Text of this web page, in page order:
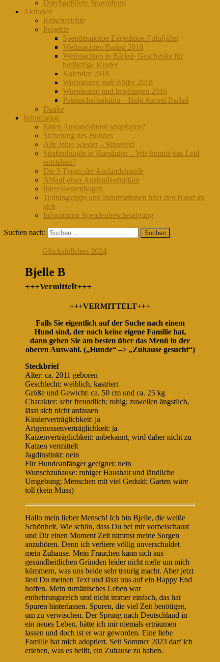
Durchgeführte Spayathons
Aktionen
Reiseberichte
Projekte
Spendenaktion Expedition Fulufjället
Weihnachten Barlad 2018
Weihnachten in Bârlad- Geschenke für
bedürftige Kinder
Kalender 2018
Wurmkuren statt Böller 2018
Wurmkuren und Impfungen 2016
Patenschaftsaktion – Help Azorel Barlad
Danke
Information
Einen Auslandshund adoptieren?
Sicherung des Hundes
Alle Jahre wieder – Silvester!
Straßenhunde in Rumänien – Wie konnte das Leid
entstehen?
Die 5 Typen der Auslandshunde
Ablauf einer Auslandsadoption
Interessentenbogen
Trainingstipps und Informationen über den Hund an
sich
Information Spendenbescheinigung
Suchen nach:
Glücksfellchen 2024
Bjelle B
+++Vermittelt+++
+++VERMITTELT+++
Falls Sie eigentlich auf der Suche nach einem
Hund sind, der noch keine eigene Familie hat,
dann gehen Sie am besten über das Menü in der
oberen Auswahl. („Hunde“ –> „Zuhause gesucht“)
Steckbrief
Alter: ca. 2011 geboren
Geschlecht: weiblich, kastriert
Größe und Gewicht: ca. 50 cm und ca. 25 kg
Charakter: sehr freundlich; ruhig; zuweilen ängstlich,
lässt sich nicht anfassen
Kinderverträglichkeit: ja
Artgenossenverträglichkeit: ja
Katzenverträglichkeit: unbekannt, wird daher nicht zu
Katzen vermittelt
Jagdinstinkt: nein
Für Hundeanfänger geeignet: nein
Wunschzuhause: ruhiger Haushalt und ländliche
Umgebung; Menschen mit viel Geduld; Garten wäre
toll (kein Muss)
Hallo mein lieber Mensch! Ich bin Bjelle, die weiße
Schönheit. Wie schön, dass Du bei mir vorbeischaust
und Dir einen Moment Zeit nimmst meine Sorgen
anzuhören. Denn ich verliere völlig unverschuldet
mein Zuhause. Mein Frauchen kann sich aus
gesundheitlichen Gründen leider nicht mehr um mich
kümmern, was uns beide sehr traurig macht. Aber jetzt
liest Du meinen Text und lässt uns auf ein Happy End
hoffen. Mein rumänisches Leben war
entbehrungsreich und nicht immer einfach, das hat
Spuren hinterlassen. Spuren, die viel Zeit benötigen,
um zu verwischen. Der Sprung nach Deutschland in
ein neues Leben, hätte ich mir niemals erträumen
lassen und doch ist er war geworden. Eine liebe
Familie hat mich adoptiert. Seit Sommer 2023 darf ich
erleben, was es heißt, ein Zuhause zu haben.